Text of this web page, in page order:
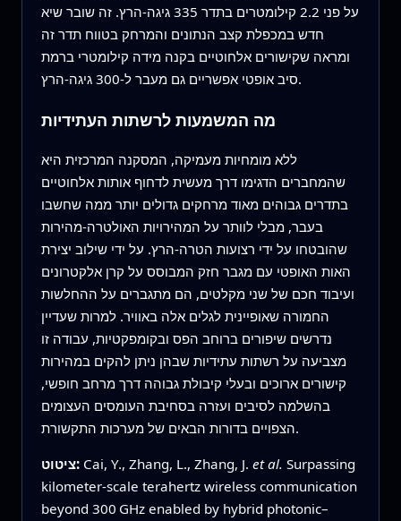
על פני 2.2 קילומטרים בתדר 335 גיגה‑הרץ. זה שובר שיא
חדש במכפלת קצב הנתונים והמרחק בטווח תדר זה
ומראה שקישורים אלחוטיים בקנה מידה קילומטרי ברמת
סיב אופטי אפשריים גם מעבר ל‑300 גיגה‑הרץ.
מה המשמעות לרשתות העתידיות
ללא מומחיות מעמיקה, המסקנה המרכזית היא
שהמחברים הדגימו דרך מעשית לדחוף אותות אלחוטיים
בתדרים גבוהים מאוד מרחקים גדולים יותר ממה שחשבו
בעבר, מבלי לוותר על המהירויות האולטרה‑מהירות
שהובטחו על ידי רצועות הטרה‑הרץ. על ידי שילוב יצירת
האות האופטי עם מגבר חזק המבוסס על קרן אלקטרונים
ועיבוד חכם של שני מקלטים, הם מתגברים על ההחלשות
החמורה שאופיינית לגלים אלה באוויר. למרות שעדיין
נדרשים שיפורים ברוחב הפס ובקומפקטיות, עבודה זו
מצביעה על רשתות עתידיות שבהן ניתן להקים במהירות
קישורים ארוכים ובעלי קיבולת גבוהה דרך מרחב חופשי,
בהשלמה לסיבים ועזרה בסחיבת העומסים העצומים
הצפויים בדורות הבאים של מערכות התקשורת.
ציטוט: Cai, Y., Zhang, L., Zhang, J. et al. Surpassing
kilometer-scale terahertz wireless communication
beyond 300 GHz enabled by hybrid photonic–